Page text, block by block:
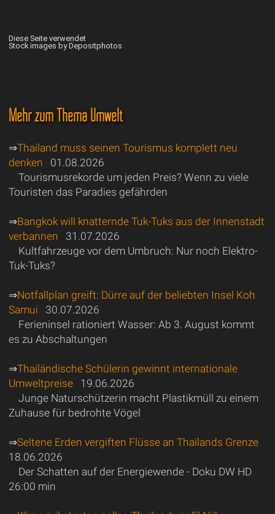
Diese Seite verwendet
Stock images by Depositphotos
Mehr zum Thema Umwelt
⇒Thailand muss seinen Tourismus komplett neu
denken 01.08.2026
Tourismusrekorde um jeden Preis? Wenn zu viele
Touristen das Paradies gefährden
⇒Bangkok will knatternde Tuk-Tuks aus der Innenstadt
verbannen 31.07.2026
Kultfahrzeuge vor dem Umbruch: Nur noch Elektro-
Tuk-Tuks?
⇒Notfallplan greift: Dürre auf der beliebten Insel Koh
Samui 30.07.2026
Ferieninsel rationiert Wasser: Ab 3. August kommt
es zu Abschaltungen
⇒Thailändische Schülerin gewinnt internationale
Umweltpreise19.06.2026
Junge Naturschützerin macht Plastikmüll zu einem
Zuhause für bedrohte Vögel
⇒Seltene Erden vergiften Flüsse an Thailands Grenze
18.06.2026
Der Schatten auf der Energiewende - Doku DW HD
26:00 min